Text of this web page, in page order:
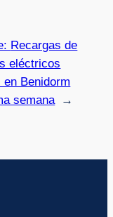
Recargas de
eléctricos
en Benidorm
semana
→